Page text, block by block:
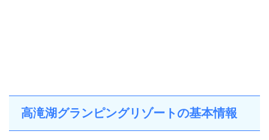
高滝湖グランピングリゾートの基本情報